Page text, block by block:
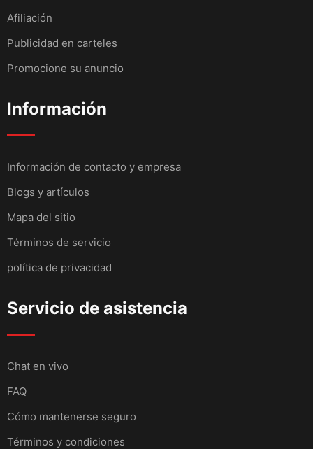
Afiliación
Publicidad en carteles
Promocione su anuncio
Información
Información de contacto y empresa
Blogs y artículos
Mapa del sitio
Términos de servicio
política de privacidad
Servicio de asistencia
Chat en vivo
FAQ
Cómo mantenerse seguro
Términos y condiciones